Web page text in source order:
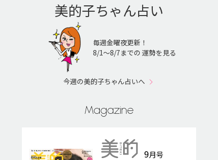
美的子ちゃん占い
毎週金曜夜更新！
8/1〜8/7までの 運勢を見る
今週の美的子ちゃん占いへ
Magazine
9月号